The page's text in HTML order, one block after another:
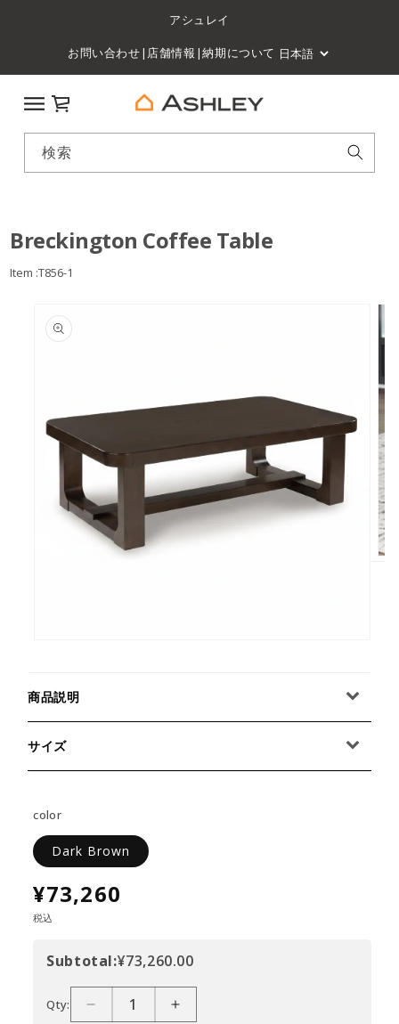
アシュレイ
お問い合わせ| 店舗情報 |納期について
検索
カート
Breckington Coffee Table
Item :T856-1
商品説明
サイズ
color
Dark Brown
¥73,260
税込
Subtotal:¥73,260.00
Qty: